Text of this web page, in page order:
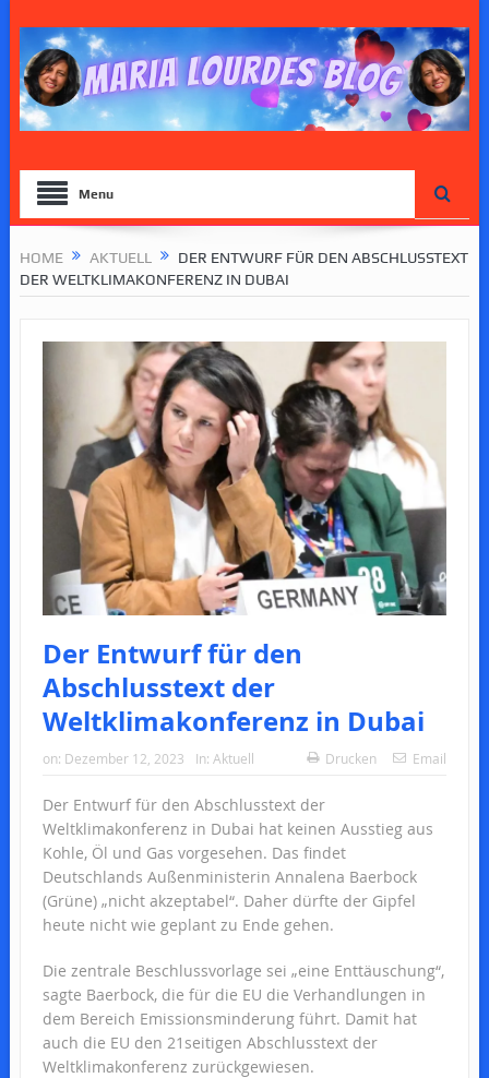
Menu
HOME AKTUELL
DER ENTWURF FÜR DEN ABSCHLUSSTEXT
DER WELTKLIMAKONFERENZ IN DUBAI
Der Entwurf für den
Abschlusstext der
Weltklimakonferenz in Dubai
on: Dezember 12, 2023 In: Aktuell Drucken Email
Der Entwurf für den Abschlusstext der
Weltklimakonferenz in Dubai hat keinen Ausstieg aus
Kohle, Öl und Gas vorgesehen. Das findet
Deutschlands Außenministerin Annalena Baerbock
(Grüne) „nicht akzeptabel“. Daher dürfte der Gipfel
heute nicht wie geplant zu Ende gehen.
Die zentrale Beschlussvorlage sei „eine Enttäuschung“,
sagte Baerbock, die für die EU die Verhandlungen in
dem Bereich Emissionsminderung führt. Damit hat
auch die EU den 21seitigen Abschlusstext der
Weltklimakonferenz zurückgewiesen.